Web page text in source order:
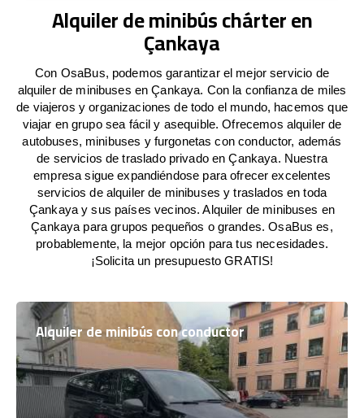
Alquiler de minibús chárter en
Çankaya
Con OsaBus, podemos garantizar el mejor servicio de
alquiler de minibuses en Çankaya. Con la confianza de miles
de viajeros y organizaciones de todo el mundo, hacemos que
viajar en grupo sea fácil y asequible. Ofrecemos alquiler de
autobuses, minibuses y furgonetas con conductor, además
de servicios de traslado privado en Çankaya. Nuestra
empresa sigue expandiéndose para ofrecer excelentes
servicios de alquiler de minibuses y traslados en toda
Çankaya y sus países vecinos. Alquiler de minibuses en
Çankaya para grupos pequeños o grandes. OsaBus es,
probablemente, la mejor opción para tus necesidades.
¡Solicita un presupuesto GRATIS!
Alquiler de minibús con conductor